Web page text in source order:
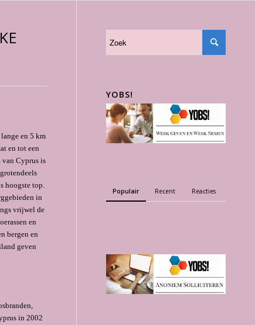
en 5 km
en tot een
van Cyprus is
hoogste top.
in
vrijwel de
en
bergen en
geven
in 2002
YOBS!
Populair Recent Reacties